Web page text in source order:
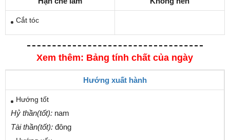
Cắt tóc
Xem thêm: Bảng tính chất của ngày
Hướng xuất hành
Hướng tốt
Hỷ thần(tốt): nam
Tài thần(tốt): đông